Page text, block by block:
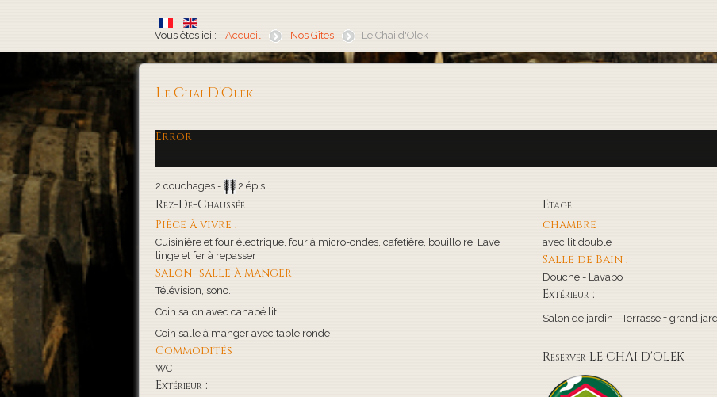
Vous êtes ici : Accueil Nos Gîtes Le Chai d'Olek
Le Chai D'Olek
Error
2 couchages - 2 épis
Rez-De-Chaussée
Pièce à vivre :
Cuisinière et four électrique, four à micro-ondes, cafetière, bouilloire, Lave
linge et fer à repasser
Salon- salle à manger
Télévision, sono.
Coin salon avec canapé lit
Coin salle à manger avec table ronde
Commodités
WC
Extérieur :
Etage
chambre
avec lit double
Salle de Bain :
Douche - Lavabo
Extérieur :
Salon de jardin - Terrasse + grand
Réserver LE CHAI D'OLEK